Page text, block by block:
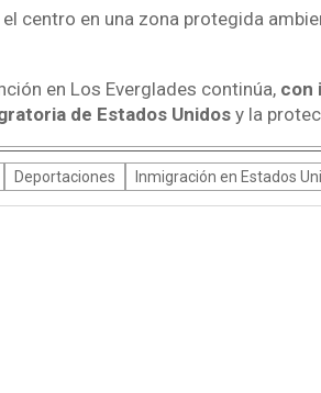
centro en una zona protegida
en Los Everglades continúa, con
de Estados Unidosy la
Deportaciones Inmigración en Estados